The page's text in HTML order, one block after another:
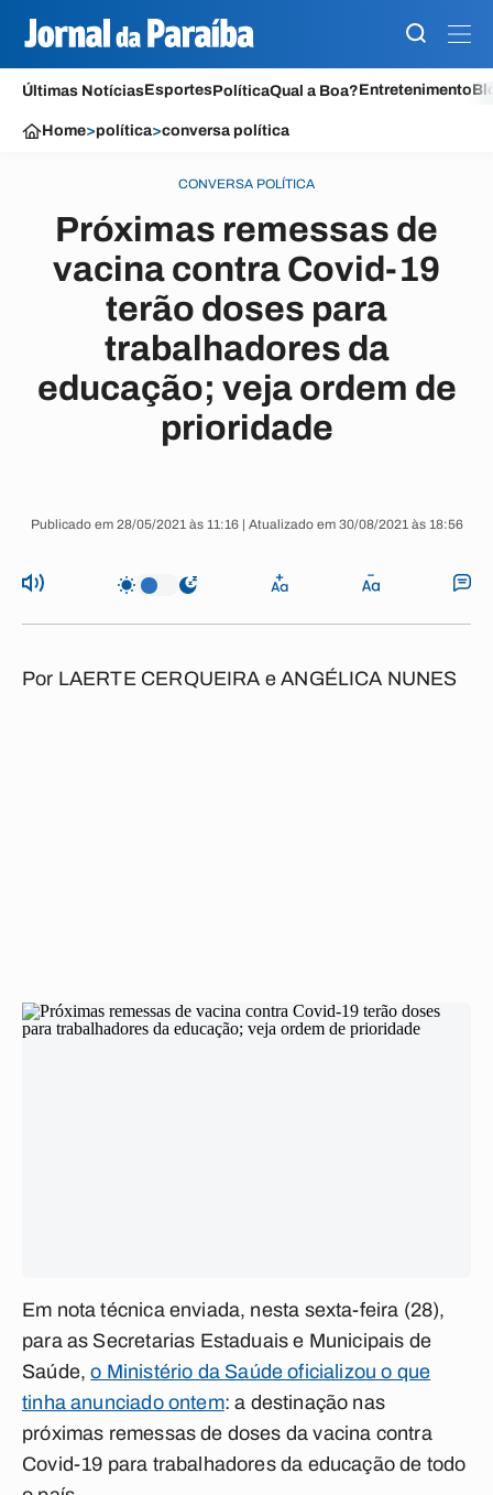
Últimas NotíciasEsportesPolíticaQual a Boa?Entretenimento
Home>política>conversa política
CONVERSA POLÍTICA
Próximas remessas de
vacina contra Covid-19
terão doses para
trabalhadores da
educação; veja ordem de
prioridade
Publicado em 28/05/2021 às 11:16 | Atualizado em 30/08/2021 às 18:56
Por LAERTE CERQUEIRA e ANGÉLICA NUNES
Em nota técnica enviada, nesta sexta-feira (28),
para as Secretarias Estaduais e Municipais de
Saúde,o Ministério da Saúde oficializou o que
tinha anunciado ontem: a destinação nas
próximas remessas de doses da vacina contra
Covid-19 para trabalhadores da educação de todo